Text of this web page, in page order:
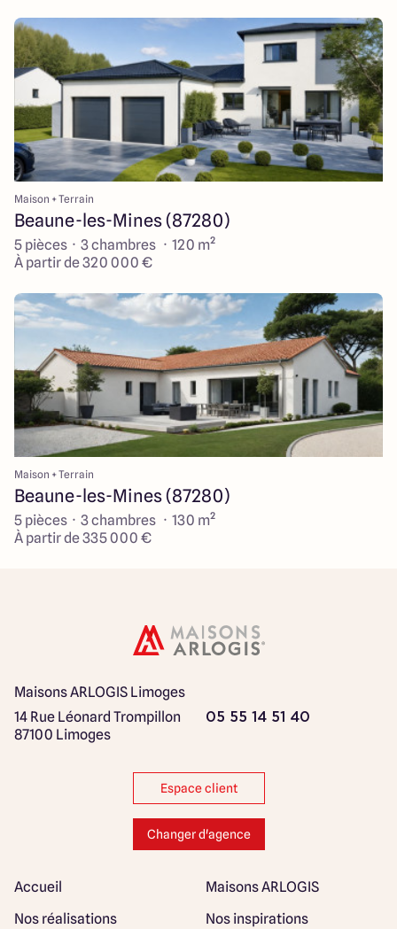
Maison + Terrain
Beaune-les-Mines (87280)
5 pièces · 3 chambres · 120 m²
À partir de 320 000 €
Maison + Terrain
Beaune-les-Mines (87280)
5 pièces · 3 chambres · 130 m²
À partir de 335 000 €
Maisons ARLOGIS Limoges
14 Rue Léonard Trompillon
87100 Limoges
05 55 14 51 40
Espace client
Changer d'agence
Accueil
Maisons ARLOGIS
Nos réalisations
Nos inspirations